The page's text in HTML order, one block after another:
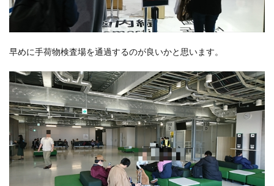
早めに手荷物検査場を通過するのが良いかと思います。